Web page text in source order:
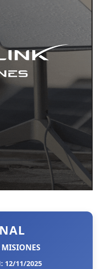
MISIONES
12/11/2025